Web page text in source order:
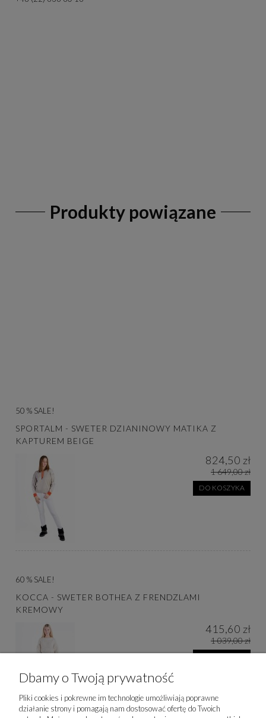
Produkty powiązane
50 % SALE!
SPORTALM - SWETER DZIANINOWY MATIKA Z
KAPTUREM BEIGE
824,50 zł
1 649,00 zł
DO KOSZYKA
60 % SALE!
KOCCA - SWETER BOTHEA Z FRENDZLAMI
KREMOWY
415,60 zł
1 039,00 zł
Dbamy o Twoją prywatność
Pliki cookies i pokrewne im technologie umożliwiają poprawne
działanie strony i pomagają nam dostosować ofertę do Twoich